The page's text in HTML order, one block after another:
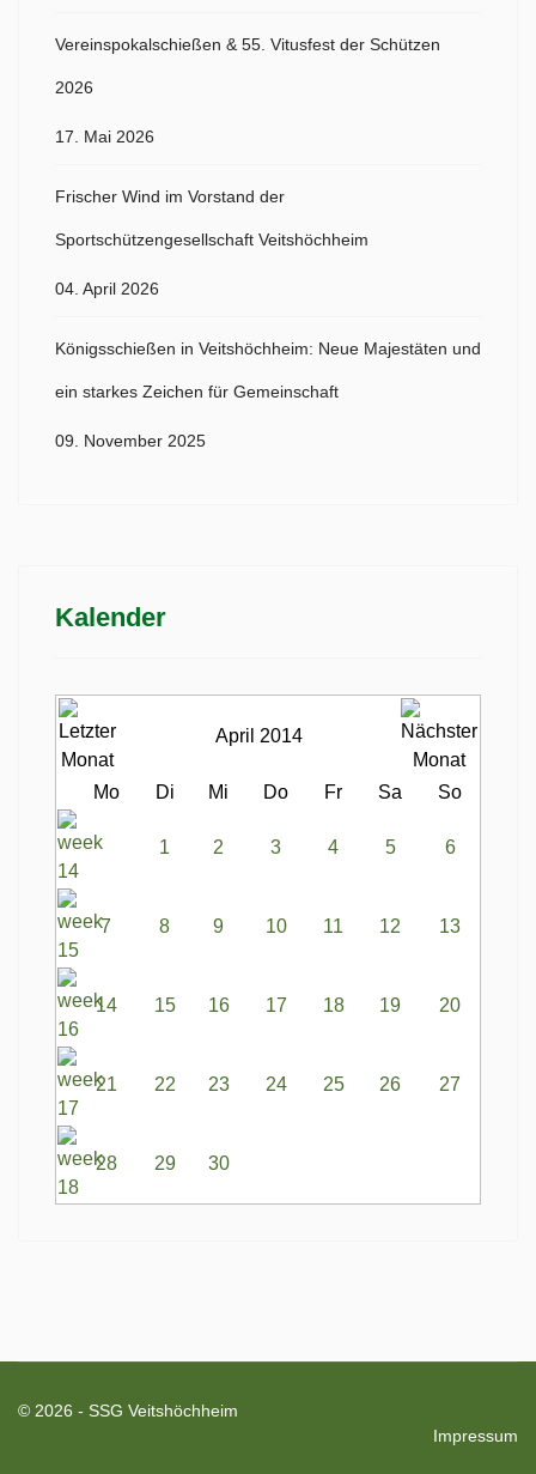
Vereinspokalschießen & 55. Vitusfest der Schützen
2026
17. Mai 2026
Frischer Wind im Vorstand der
Sportschützengesellschaft Veitshöchheim
04. April 2026
Königsschießen in Veitshöchheim: Neue Majestäten und
ein starkes Zeichen für Gemeinschaft
09. November 2025
Kalender
April 2014
Mo Di Mi Do Fr Sa So
1 2 3 4 5 6
7 8 9 10 11 12 13
14 15 16 17 18 19 20
21 22 23 24 25 26 27
28 29 30
© 2026 - SSG Veitshöchheim
Impressum